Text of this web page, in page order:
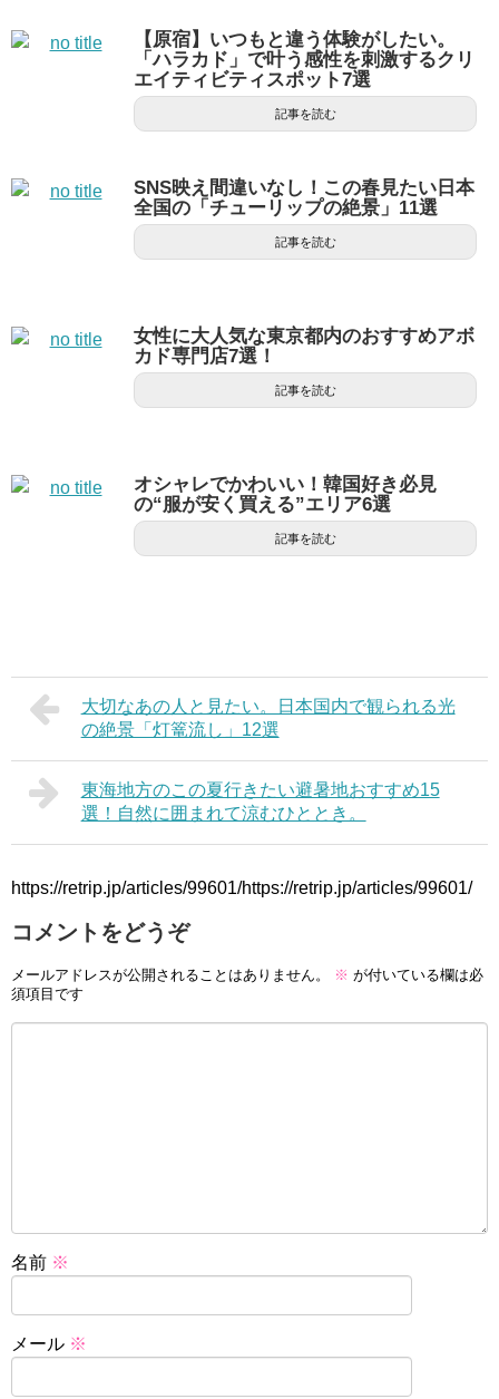
【原宿】いつもと違う体験がしたい。
「ハラカド」で叶う感性を刺激するクリ
エイティビティスポット7選
記事を読む
SNS映え間違いなし！この春見たい日本
全国の「チューリップの絶景」11選
記事を読む
女性に大人気な東京都内のおすすめアボ
カド専門店7選！
記事を読む
オシャレでかわいい！韓国好き必見
の“服が安く買える”エリア6選
記事を読む
大切なあの人と見たい。日本国内で観られる光
の絶景「灯篭流し」12選
東海地方のこの夏行きたい避暑地おすすめ15
選！自然に囲まれて涼むひととき。
https://retrip.jp/articles/99601/https://retrip.jp/articles/99601/
コメントをどうぞ
メールアドレスが公開されることはありません。 ※ が付いている欄は必
須項目です
名前 ※
メール ※